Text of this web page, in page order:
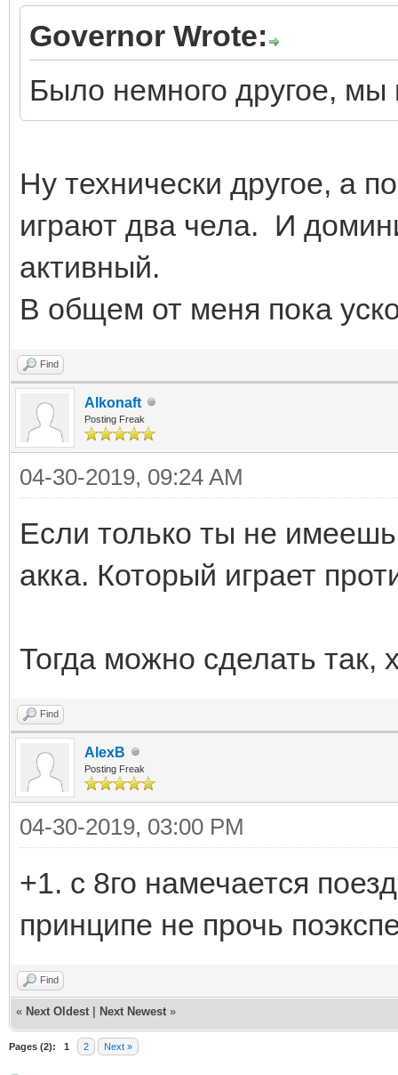
Governor Wrote:
Было немного другое, мы
Ну технически другое, а
играют два чела. И
активный.
В общем от меня пока
Find
Alkonaft
Posting Freak
04-30-2019, 09:24 AM
Если только ты не
акка. Который играет
Тогда можно сделать
Find
AlexB
Posting Freak
04-30-2019, 03:00 PM
+1. c 8го намечается
принципе не прочь
Find
« Next Oldest Next Newest »
Pages (2): 1 2 Next »